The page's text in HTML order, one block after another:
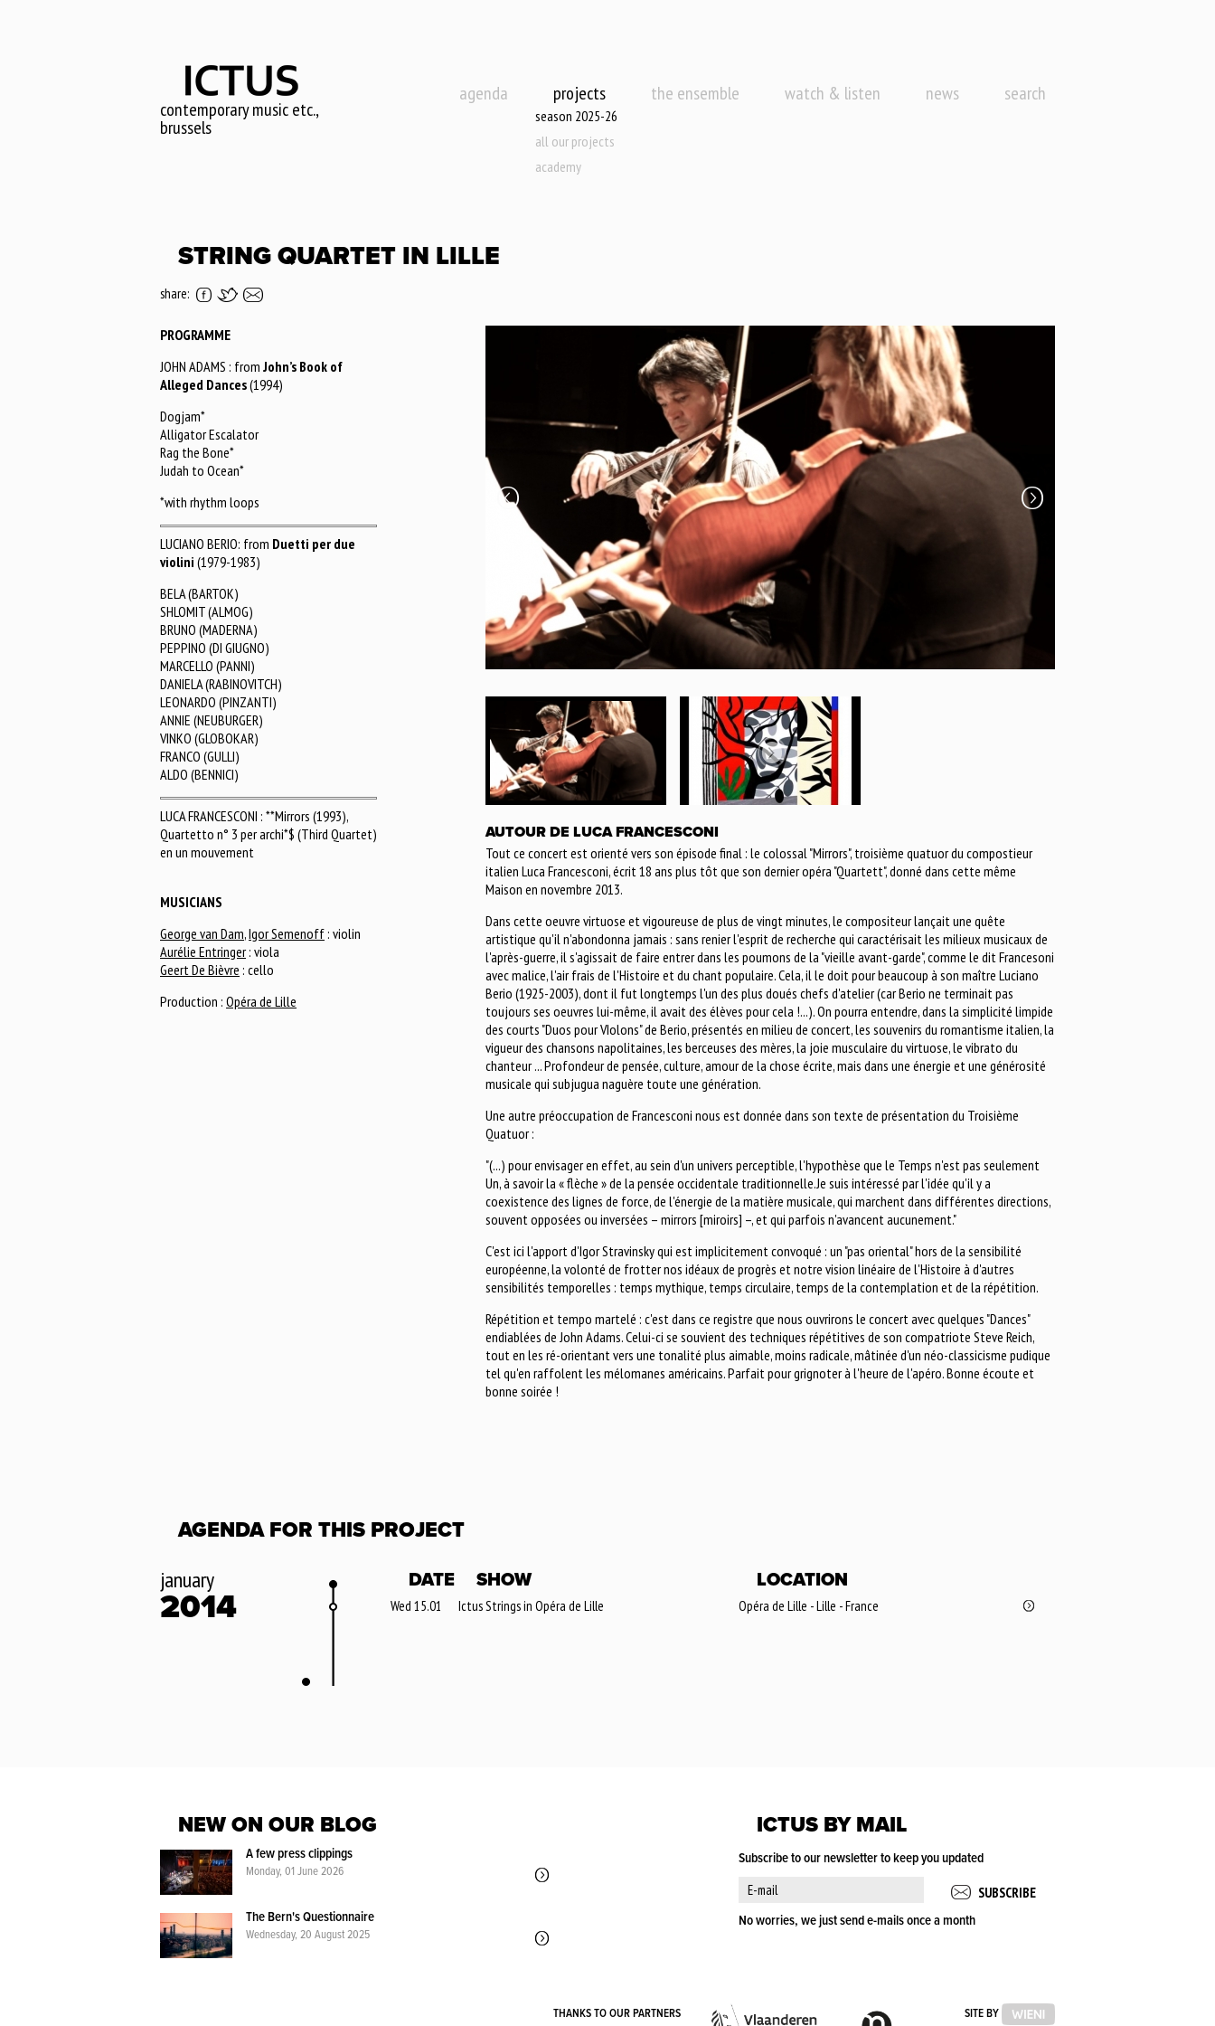
contemporary music etc.,
brussels
agenda projects
season 2025-26
all our projects
academy
the ensemble watch & listen news search
STRING QUARTET IN LILLE
share:
PROGRAMME
JOHN ADAMS : from John’s Book of
Alleged Dances(1994)
Dogjam*
Alligator Escalator
Rag the Bone*
Judah to Ocean*
*with rhythm loops
LUCIANO BERIO: from Duetti per due
violini (1979-1983)
BELA (BARTOK)
SHLOMIT (ALMOG)
BRUNO (MADERNA)
PEPPINO (DI GIUGNO)
MARCELLO (PANNI)
DANIELA (RABINOVITCH)
LEONARDO (PINZANTI)
ANNIE (NEUBURGER)
VINKO (GLOBOKAR)
FRANCO (GULLI)
ALDO (BENNICI)
LUCA FRANCESCONI : **Mirrors (1993),
Quartetto n° 3 per archi*$ (Third Quartet)
en un mouvement
MUSICIANS
George van Dam,Igor Semenoff : violin
Aurélie Entringer: viola
Geert De Bièvre : cello
Production : Opéra de Lille
AUTOUR DE LUCA FRANCESCONI
Tout ce concert est orienté vers son épisode final : le colossal "Mirrors", troisième quatuor du compostieur
italien Luca Francesconi, écrit 18 ans plus tôt que son dernier opéra "Quartett", donné dans cette même
Maison en novembre 2013.
Dans cette oeuvre virtuose et vigoureuse de plus de vingt minutes, le compositeur lançait une quête
artistique qu'il n'abondonna jamais : sans renier l'esprit de recherche qui caractérisait les milieux musicaux de
l'après-guerre, il s'agissait de faire entrer dans les poumons de la "vieille avant-garde", comme le dit Francesoni
avec malice, l'air frais de l'Histoire et du chant populaire. Cela, il le doit pour beaucoup à son maître Luciano
Berio (1925-2003), dont il fut longtemps l'un des plus doués chefs d'atelier (car Berio ne terminait pas
toujours ses oeuvres lui-même, il avait des élèves pour cela !...). On pourra entendre, dans la simplicité limpide
des courts "Duos pour VIolons" de Berio, présentés en milieu de concert, les souvenirs du romantisme italien, la
vigueur des chansons napolitaines, les berceuses des mères, la joie musculaire du virtuose, le vibrato du
chanteur ... Profondeur de pensée, culture, amour de la chose écrite, mais dans une énergie et une générosité
musicale qui subjugua naguère toute une génération.
Une autre préoccupation de Francesconi nous est donnée dans son texte de présentation du Troisième
Quatuor :
"(...) pour envisager en effet, au sein d'un univers perceptible, l'hypothèse que le Temps n'est pas seulement
Un, à savoir la « flèche » de la pensée occidentale traditionnelle.Je suis intéressé par l'idée qu'il y a
coexistence des lignes de force, de l'énergie de la matière musicale, qui marchent dans différentes directions,
souvent opposées ou inversées – mirrors [miroirs] –, et qui parfois n'avancent aucunement."
C'est ici l'apport d'Igor Stravinsky qui est implicitement convoqué : un "pas oriental" hors de la sensibilité
européenne, la volonté de frotter nos idéaux de progrès et notre vision linéaire de l'Histoire à d'autres
sensibilités temporelles : temps mythique, temps circulaire, temps de la contemplation et de la répétition.
Répétition et tempo martelé : c'est dans ce registre que nous ouvrirons le concert avec quelques "Dances"
endiablées de John Adams. Celui-ci se souvient des techniques répétitives de son compatriote Steve Reich,
tout en les ré-orientant vers une tonalité plus aimable, moins radicale, mâtinée d'un néo-classicisme pudique
tel qu'en raffolent les mélomanes américains. Parfait pour grignoter à l'heure de l'apéro. Bonne écoute et
bonne soirée !
AGENDA FOR THIS PROJECT
january
2014
DATE SHOW LOCATION
Wed 15.01 Ictus Strings in Opéra de Lille Opéra de Lille - Lille - France
NEW ON OUR BLOG
A few press clippings
Monday, 01 June 2026
The Bern's Questionnaire
Wednesday, 20 August 2025
ICTUS BY MAIL
Subscribe to our newsletter to keep you updated
No worries, we just send e-mails once a month
THANKS TO OUR PARTNERS VLAAMSESITE BY